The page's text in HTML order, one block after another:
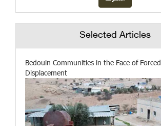
Selected Articles
Bedouin Communities in the Face of Forced
Displacement